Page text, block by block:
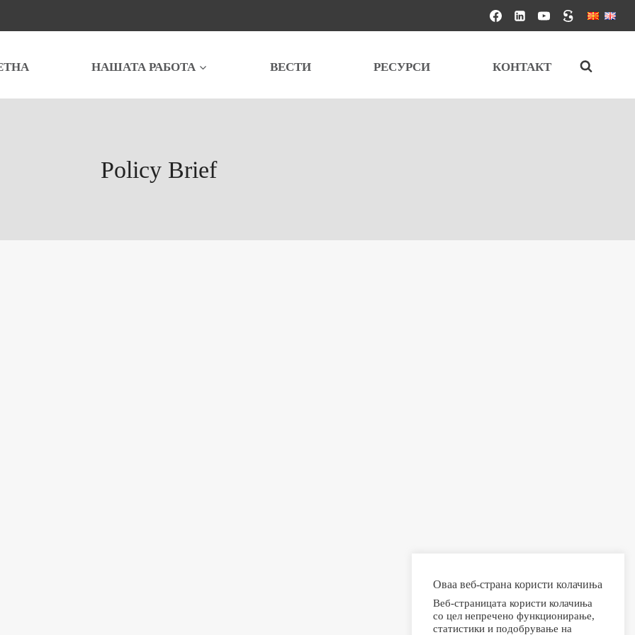
НАШАТА РАБОТА ВЕСТИ РЕСУРСИ КОНТАКТ
Policy Brief
Оваа веб-страна користи колачиња
Веб-страницата користи колачиња
со цел непречено функционирање,
статистики и подобрување на